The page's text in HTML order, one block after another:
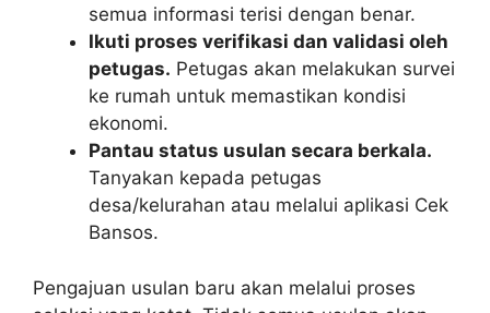
semua informasi terisi dengan benar.
Ikuti proses verifikasi dan validasi oleh
petugas. Petugas akan melakukan survei
ke rumah untuk memastikan kondisi
ekonomi.
Pantau status usulan secara berkala.
Tanyakan kepada petugas
desa/kelurahan atau melalui aplikasi Cek
Bansos.
Pengajuan usulan baru akan melalui proses